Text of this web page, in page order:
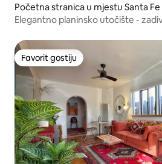
Početna stranica u mjestu Santa Fe
Elegantno planinsko utočište -
Favorit gostiju
Favorit gostiju